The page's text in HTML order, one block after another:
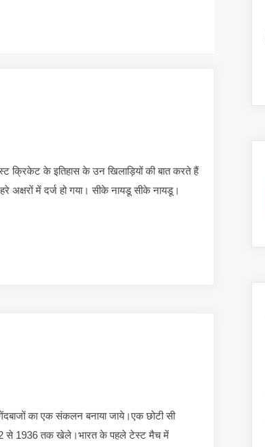
क्रिकेट के इतिहास के उन खिलाड़ियों की बात करते हैं
में दर्ज हो गया। सीके नायडू सीके नायडू।
का एक संकलन बनाया जाये।एक छोटी सी
से 1936 तक खेले।भारत के पहले टेस्ट मैच में